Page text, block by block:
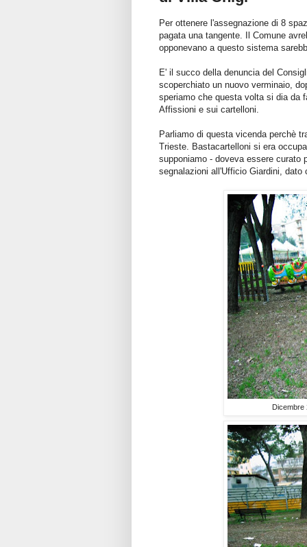
Per ottenere l'assegnazione di 8
pagata una tangente. Il Comune
opponevano a questo sistema
E' il succo della denuncia del
scoperchiato un nuovo verminaio,
speriamo che questa volta si dia da
Affissioni e sui cartelloni.
Parliamo di questa vicenda perchè
Trieste. Bastacartelloni si era
supponiamo - doveva essere curato
segnalazioni all'Ufficio Giardini,
Dicembre